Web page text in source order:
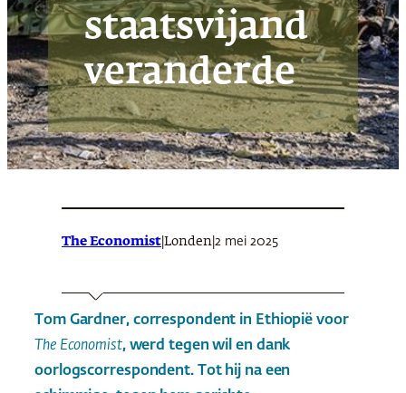
staatsvijand
veranderde
The Economist Londen 2 mei 2025
Tom Gardner, correspondent in Ethiopië voor
The Economist, werd tegen wil en dank
oorlogscorrespondent. Tot hij na een